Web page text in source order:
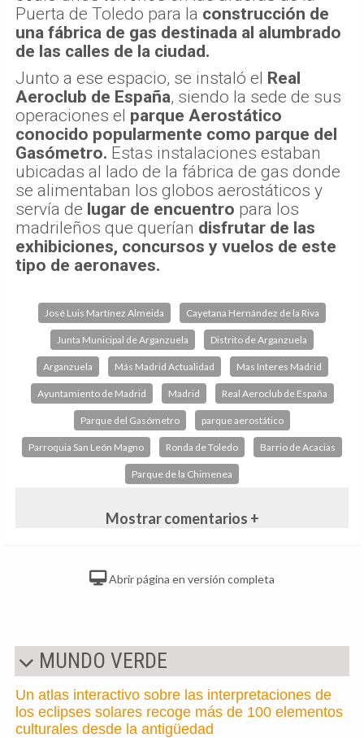
Puerta de Toledo para la construcción de
una fábrica de gas destinada al alumbrado
de las calles de la ciudad.
Junto a ese espacio, se instaló el Real
Aeroclub de España, siendo la sede de sus
operaciones el parque Aerostático
conocido popularmente como parque del
Gasómetro. Estas instalaciones estaban
ubicadas al lado de la fábrica de gas donde
se alimentaban los globos aerostáticos y
servía de lugar de encuentro para los
madrileños que querían disfrutar de las
exhibiciones, concursos y vuelos de este
tipo de aeronaves.
José Luis Martínez Almeida Cayetana Hernández de la Riva
Junta Municipal de Arganzuela Distrito de Arganzuela
Arganzuela Más Madrid Actualidad Mas Interes Madrid
Ayuntamiento de Madrid Madrid Real Aeroclub de España
Parque del Gasómetro parque aerostático
Parroquia San León Magno Ronda de Toledo Barrio de Acacias
Parque de la Chimenea
Mostrar comentarios +
Abrir página en versión completa
MUNDO VERDE
Un atlas interactivo sobre las interpretaciones de
los eclipses solares recoge más de 100 elementos
culturales desde la antigüedad